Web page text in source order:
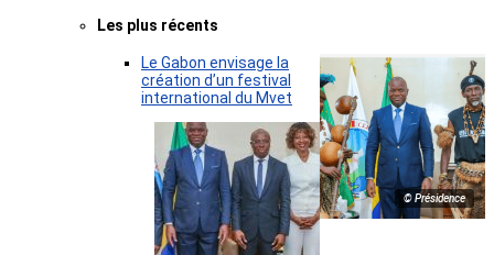
Les plus récents
© Présidence
Le Gabon envisage la
création d’un festival
international du Mvet